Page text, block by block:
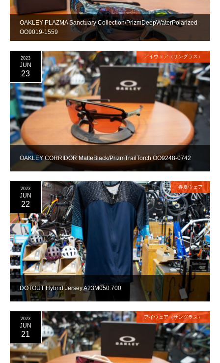
OAKLEY PLAZMA Sanctuary Collection/PrizmDeepWaterPolarized
OO9019-1559
OAKLEY CORRIDOR MatteBlack/PrizmTrailTorch OO9248-0742
2023
JUN
23
アイウェア（サングラス）
DOTOUT Hybrid Jersey A23M050.700
2023
JUN
22
春夏ウェア
2023
JUN
21
アイウェア（サングラス）